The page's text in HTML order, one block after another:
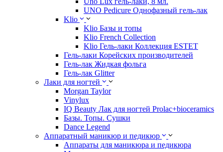
UNO Pedicure Однофазный гель-лак
Klio
Klio Базы и топы
Klio French Collection
Klio Гель-лаки Коллекция ESTET
Гель-лаки Корейских производителей
Гель-лак Жидкая фольга
Гель-лак Glitter
Лаки для ногтей
Morgan Taylor
Vinylux
IQ Beauty Лак для ногтей Prolac+bioceramics
Базы. Топы. Сушки
Dance Legend
Аппаратный маникюр и педикюр
Аппараты для маникюра и педикюра